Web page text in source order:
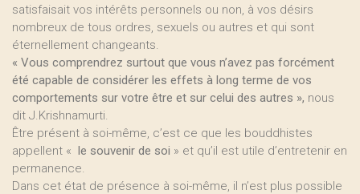
satisfaisait vos intérêts personnels ou non, à vos désirs
nombreux de tous ordres, sexuels ou autres et qui sont
éternellement changeants.
« Vous comprendrez surtout que vous n’avez pas forcément
été capable de considérer les effets à long terme de vos
comportements sur votre être et sur celui des autres », nous
dit J.Krishnamurti.
Être présent à soi-même, c’est ce que les bouddhistes
appellent « le souvenir de soi » et qu’il est utile d’entretenir en
permanence.
Dans cet état de présence à soi-même, il n’est plus possible